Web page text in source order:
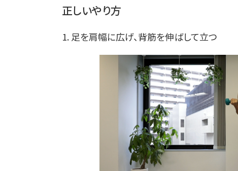
正しいやり方
1. 足を肩幅に広げ、背筋を伸ばして立つ